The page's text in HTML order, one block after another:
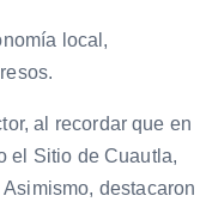
local,
al recordar que en
el Sitio de Cuautla,
destacaron